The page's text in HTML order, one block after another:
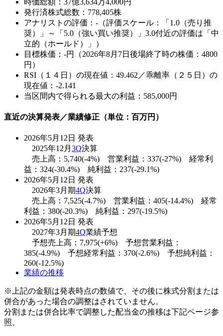
時価総額：37億3,634万4,000円
発行済株式総数：778,405株
アナリストの評価：-（評価スケール：「1.0（売り推
奨）」～「5.0（強い買い推奨）」3.0付近の評価は「中
立的（ホールド）」）
目標株価：-円（2026年8月7日後場終了時の株価：4800
円）
RSI（１４日）の現在値：49.462／乖離率（２５日）の
現在値：-2.141
当区間内で得られる最大の利益：585,000円
直近の決算発表／業績修正（単位：百万円）
2026年5月12日 発表
2025年12月 3Q決算
売上高：5,740(-4%) 営業利益：337(-27%) 経常利
益：324(-30.4%) 純利益：237(-29.1%)
2026年5月12日 発表
2026年3月期4Q決算
売上高：7,525(-4.7%) 営業利益：405(-14.4%) 経常
利益：380(-20.3%) 純利益：297(-19.5%)
2026年5月12日 発表
2027年3月期4Q業績予想
予想売上高：7,975(+6%) 予想営業利益：
385(-4.9%) 予想経常利益：370(-2.6%) 予想純利益：
260(-12.5%)
業績の推移
※上記の金額は発表時点の数値で、その後に株式分割または
併合があった場合の調整はされていません。
分割または併合比率で調整した配当金の推移は下記ページ参
照。